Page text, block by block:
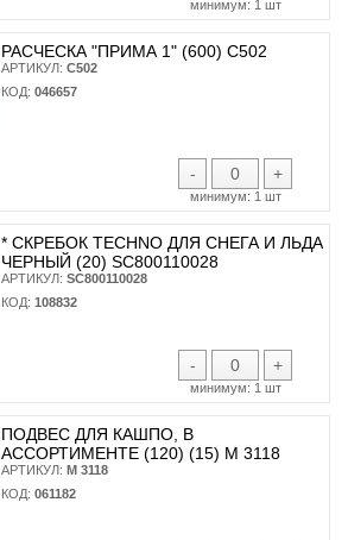
минимум: 1 шт
РАСЧЕСКА "ПРИМА 1" (600) С502
АРТИКУЛ: С502
КОД: 046657
- +
минимум: 1 шт
* CКРЕБОК TECHNO ДЛЯ СНЕГА И ЛЬДА
ЧЕРНЫЙ (20) SC800110028
АРТИКУЛ: SC800110028
КОД: 108832
- +
минимум: 1 шт
ПОДВЕС ДЛЯ КАШПО, В
АССОРТИМЕНТЕ (120) (15) М 3118
АРТИКУЛ: М 3118
КОД: 061182